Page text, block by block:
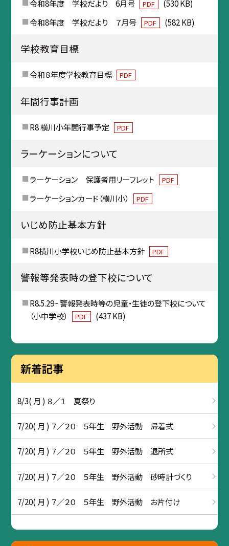
令和8年度 学校だより 6月号 PDF
(530 KB)
令和8年度 学校だより ７月号
PDF (582 KB)
学校教育目標
令和８年度学校教育目標 PDF
年間行事計画
R8 横川小年間行事予定 PDF
ラーケーションについて
ラーケーション 保護者用リーフレット PDF
ラーケーションカード（横川小） PDF
いじめ防止基本方針
R8横川小学校いじめ防止基本方針 PDF
警報等発表時の登下校について
R8.5.29~ 警報発表時等の児童・生徒の登下校について
（小中学校）
PDF (437 KB)
新着記事
8/3( 月 ) ８／１ 夏祭り
7/20( 月 ) ７／２０ ５年生 野外活動 帰着式
7/20( 月 ) ７／２０ ５年生 野外活動 退所式
7/20( 月 ) ７／２０ ５年生 野外活動 砂時計づくり
7/20( 月 ) ７／２０ ５年生 野外活動 お片付け